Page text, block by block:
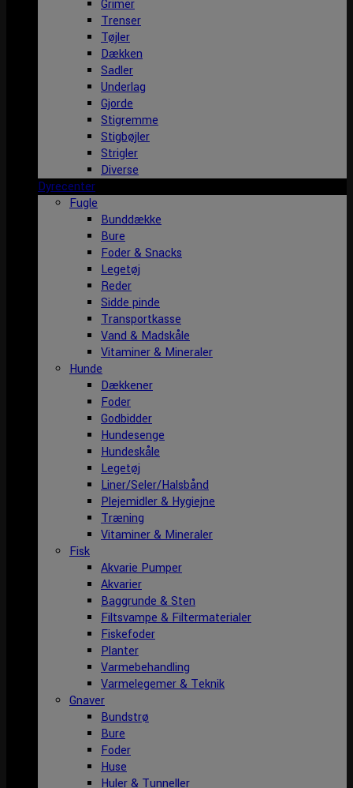
Grimer
Trenser
Tøjler
Dækken
Sadler
Underlag
Gjorde
Stigremme
Stigbøjler
Strigler
Diverse
Dyrecenter
Fugle
Bunddække
Bure
Foder & Snacks
Legetøj
Reder
Sidde pinde
Transportkasse
Vand & Madskåle
Vitaminer & Mineraler
Hunde
Dækkener
Foder
Godbidder
Hundesenge
Hundeskåle
Legetøj
Liner/Seler/Halsbånd
Plejemidler & Hygiejne
Træning
Vitaminer & Mineraler
Fisk
Akvarie Pumper
Akvarier
Baggrunde & Sten
Filtsvampe & Filtermaterialer
Fiskefoder
Planter
Varmebehandling
Varmelegemer & Teknik
Gnaver
Bundstrø
Bure
Foder
Huse
Huler & Tunneller